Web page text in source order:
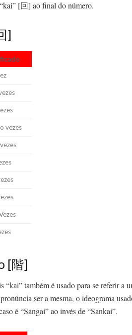
[回] ao final do número.
]
vezes
[階]
também é usado para se referir a
ser a mesma, o ideograma
é “Sangai” ao invés de “Sankai”.